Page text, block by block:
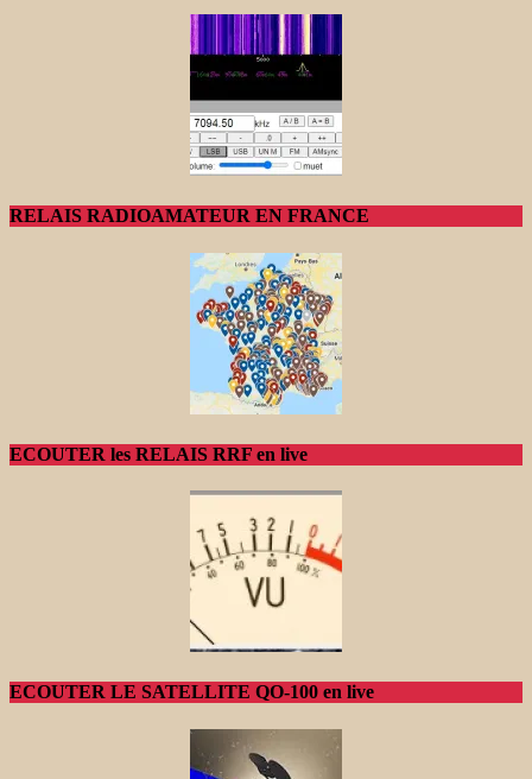
RELAIS RADIOAMATEUR EN FRANCE
ECOUTER les RELAIS RRF en live
ECOUTER LE SATELLITE QO-100 en live